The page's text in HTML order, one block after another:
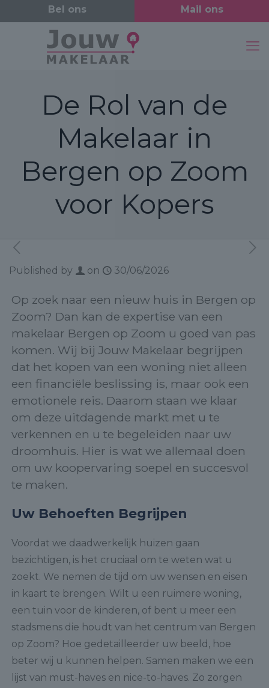
De Rol van de
Makelaar in
Bergen op Zoom
voor Kopers
Published by on 30/06/2026
Op zoek naar een nieuw huis in Bergen op
Zoom? Dan kan de expertise van een
makelaar Bergen op Zoom u goed van pas
komen. Wij bij Jouw Makelaar begrijpen
dat het kopen van een woning niet alleen
een financiële beslissing is, maar ook een
emotionele reis. Daarom staan we klaar
om deze uitdagende markt met u te
verkennen en u te begeleiden naar uw
droomhuis. Hier is wat we allemaal doen
om uw koopervaring soepel en succesvol
te maken.
Uw Behoeften Begrijpen
Voordat we daadwerkelijk huizen gaan
bezichtigen, is het cruciaal om te weten wat u
zoekt. We nemen de tijd om uw wensen en eisen
in kaart te brengen. Wilt u een ruimere woning,
een tuin voor de kinderen, of bent u meer een
stadsmens die houdt van het centrum van Bergen
op Zoom? Hoe gedetailleerder uw beeld, hoe
beter wij u kunnen helpen. Samen maken we een
lijst van must-haves en nice-to-haves. Zo zorgen